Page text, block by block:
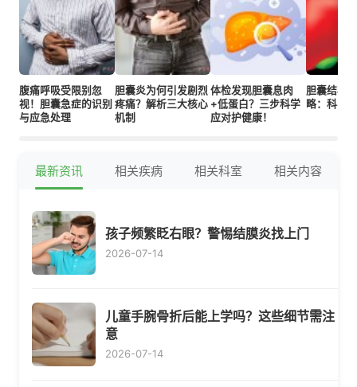
腹痛呼吸受限别忽
视！胆囊急症的识别
与应急处理
胆囊炎为何引发剧烈
疼痛？解析三大核心
机制
体检发现胆囊息肉
+低蛋白？三步科学
应对护健康！
胆囊结石
略：科学
最新资讯 相关疾病 相关科室 相关内容
孩子频繁眨右眼？警惕结膜炎找上门
2026-07-14
儿童手腕骨折后能上学吗？这些细节需注
意
2026-07-14